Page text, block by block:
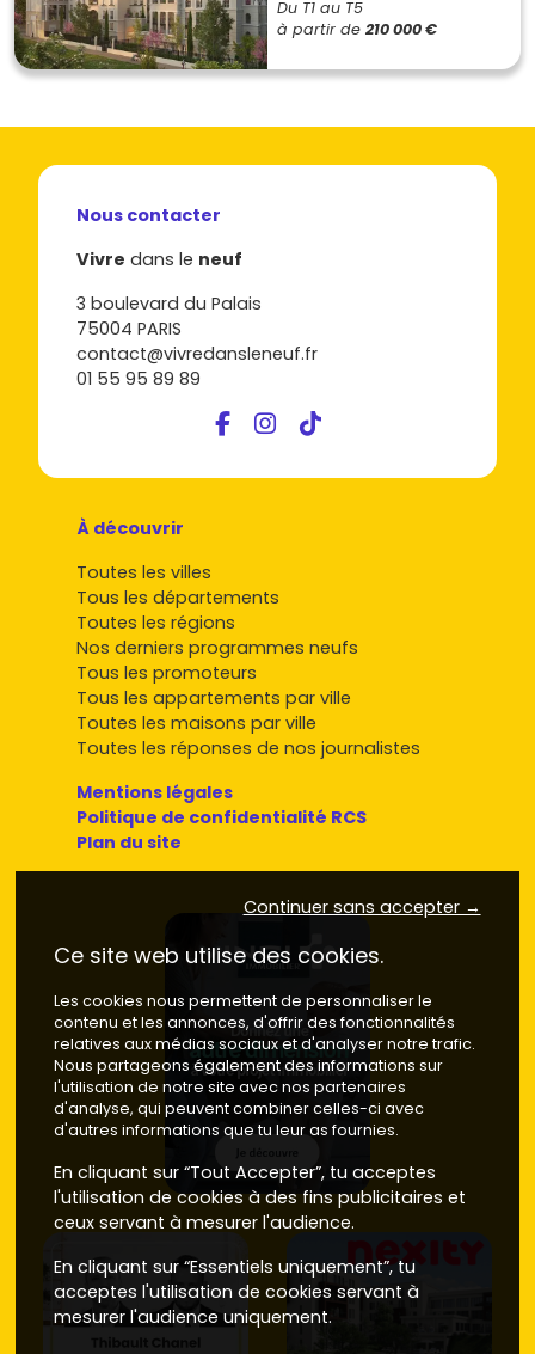
Du T1 au T5
à partir de 210 000 €
Nous contacter
Vivre dans le neuf
3 boulevard du Palais
75004 PARIS
contact@vivredansleneuf.fr
01 55 95 89 89
À découvrir
Toutes les villes
Tous les départements
Toutes les régions
Nos derniers programmes neufs
Tous les promoteurs
Tous les appartements par ville
Toutes les maisons par ville
Toutes les réponses de nos journalistes
Mentions légales
Politique de confidentialité RCS
Plan du site
Continuer sans accepter →
Ce site web utilise des cookies.
Les cookies nous permettent de personnaliser le
contenu et les annonces, d'offrir des fonctionnalités
relatives aux médias sociaux et d'analyser notre trafic.
Nous partageons également des informations sur
l'utilisation de notre site avec nos partenaires
d'analyse, qui peuvent combiner celles-ci avec
d'autres informations que tu leur as fournies.
En cliquant sur “Tout Accepter”, tu acceptes
l'utilisation de cookies à des fins publicitaires et
ceux servant à mesurer l'audience.
En cliquant sur “Essentiels uniquement”, tu
acceptes l'utilisation de cookies servant à
mesurer l'audience uniquement.